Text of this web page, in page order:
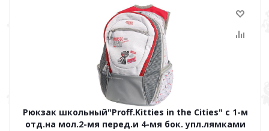
Рюкзак школьный"Proff.Kitties in the Cities" c 1-м
отд.на мол.2-мя перед.и 4-мя бок. упл.лямками